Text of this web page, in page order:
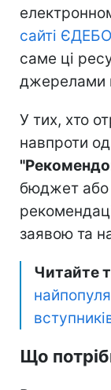
сайті ЄДЕБО
саме ці
джерелами
У тих, хто
навпроти
бюджет або
заявою та
Читайте
Що